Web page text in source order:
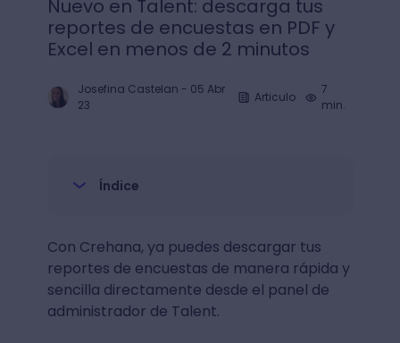
Nuevo en Talent: descarga tus
reportes de encuestas en PDF y
Excel en menos de 2 minutos
Josefina Castelan - 05 Abr
23
Articulo
7
min.
Índice
Con Crehana, ya puedes descargar tus
reportes de encuestas de manera rápida y
sencilla directamente desde el panel de
administrador de Talent.